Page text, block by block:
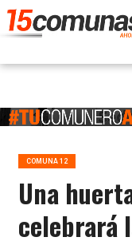
COMUNA 12
Una
celebrará